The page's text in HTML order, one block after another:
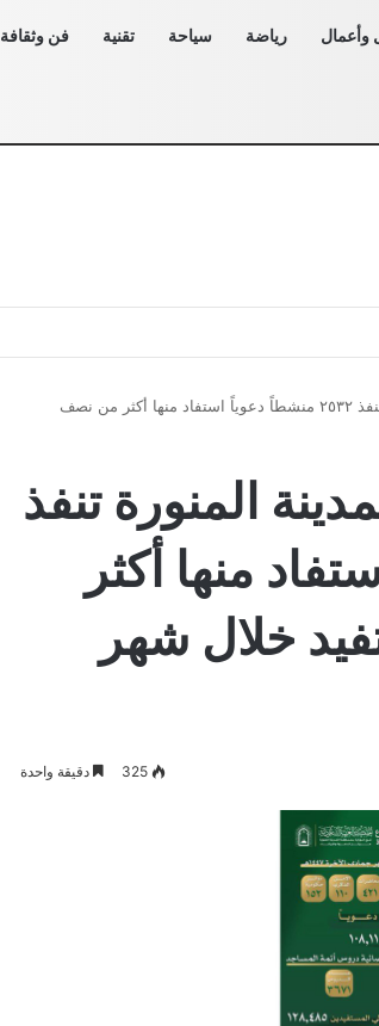
وأعمال رياضة سياحة تقنية فن وثقافة
الشؤون الإسلامية بالمدينة المنورة تنفذ ٢٥٣٢ منشطاً دعوياً استفاد منها أكثر من نصف
المنورة تنفذ
منها أكثر
خلال شهر
325 دقيقة واحدة